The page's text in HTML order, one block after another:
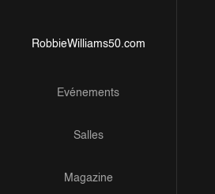
RobbieWilliams50.com
Evénements
Salles
Magazine